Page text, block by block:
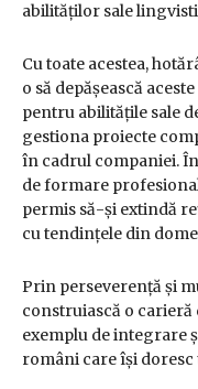
abilităților sale
Cu toate acestea,
o să depășească
pentru abilitățile sale
gestiona proiecte
în cadrul companiei.
de formare
permis să-și extindă
cu tendințele din
Prin perseverență și
construiască o carieră
exemplu de integrare
români care își